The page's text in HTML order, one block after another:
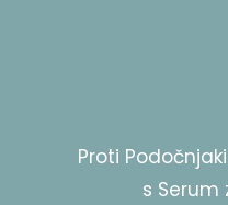
Proti
s Serum